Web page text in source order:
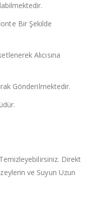
Bir Şekilde
Alıcısına
Gönderilmektedir.
Direkt
ve Suyun Uzun